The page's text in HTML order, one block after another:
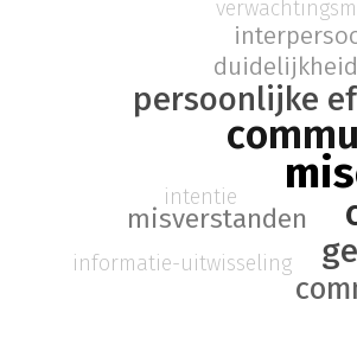
persoonlijke
misverstanden
duidelijkheid
informatie-uitwisseling
intentie